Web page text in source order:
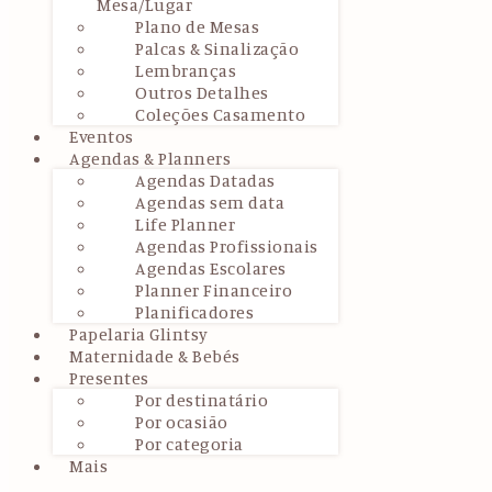
Plano de Mesas
Palcas & Sinalização
Lembranças
Outros Detalhes
Coleções Casamento
Eventos
Agendas & Planners
Agendas Datadas
Agendas sem data
Life Planner
Agendas Profissionais
Agendas Escolares
Planner Financeiro
Planificadores
Papelaria Glintsy
Maternidade & Bebés
Presentes
Por destinatário
Por ocasião
Por categoria
Mais